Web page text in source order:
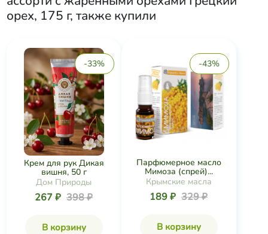
орех, 175 г, также купили
-33%
Крем для рук Дикая
вишня, 50 г
Дом Природы
267 ₽ 398 ₽
В корзину
-43%
Парфюмерное масло
Мимоза (спрей)...
Крымские масла
189 ₽ 329 ₽
В корзину